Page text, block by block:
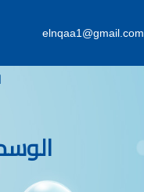
elnqaa1@gmail.com